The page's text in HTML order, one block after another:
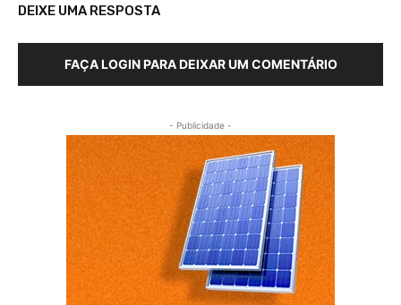
DEIXE UMA RESPOSTA
FAÇA LOGIN PARA DEIXAR UM COMENTÁRIO
- Publicidade -